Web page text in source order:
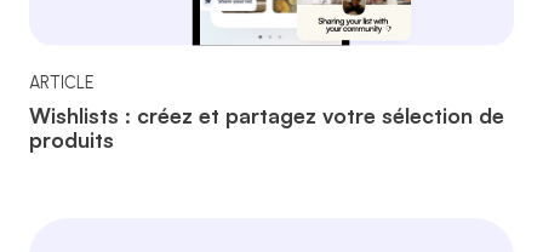
ARTICLE
Wishlists : créez et partagez votre sélection de
produits